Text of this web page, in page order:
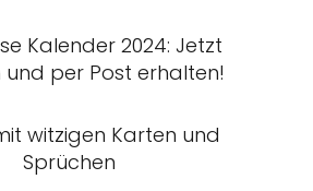
Kalender 2024: Jetzt
und per Post erhalten!
witzigen Karten und
Sprüchen